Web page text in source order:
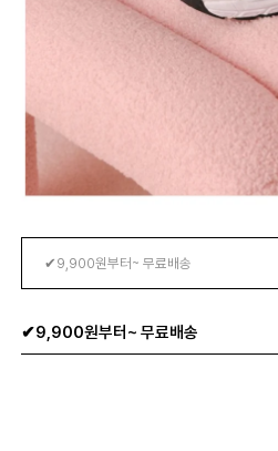
✔9,900원부터~ 무료배송